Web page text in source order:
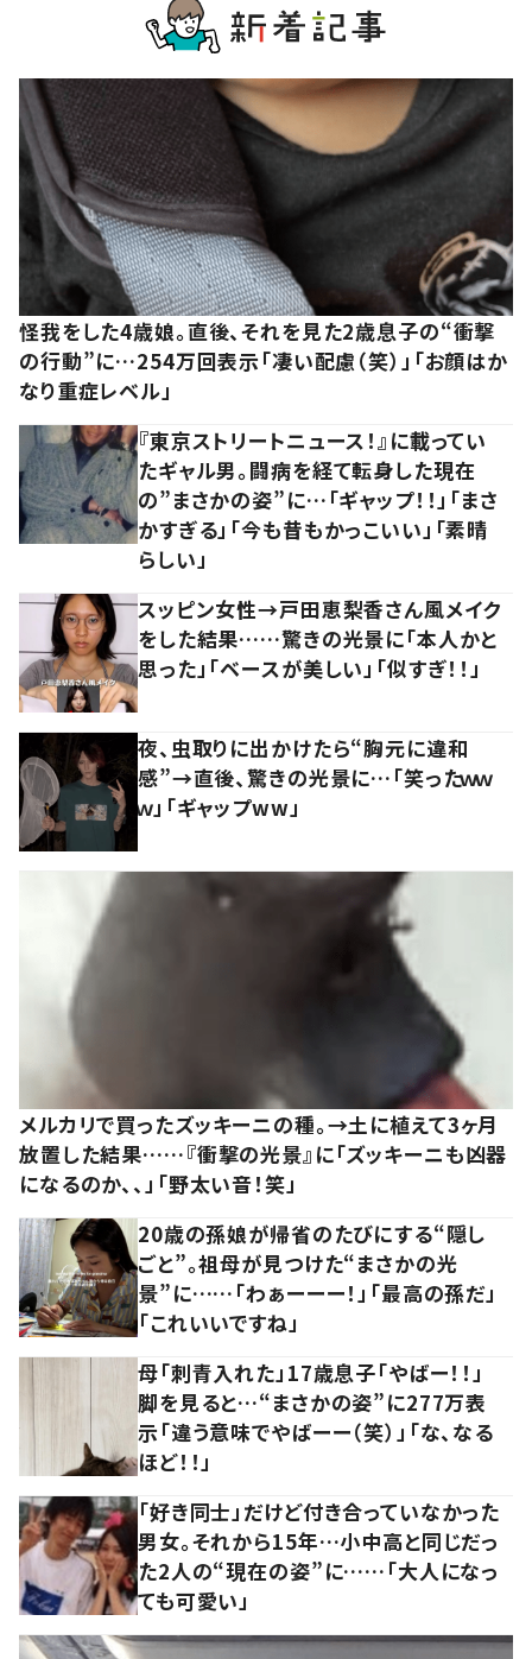
怪我をした4歳娘。直後、それを見た2歳息子の“衝撃
の行動”に…254万回表示「凄い配慮（笑）」「お顔はか
なり重症レベル」
『東京ストリートニュース！』に載ってい
たギャル男。闘病を経て転身した現在
の”まさかの姿”に…「ギャップ！！」「まさ
かすぎる」「今も昔もかっこいい」「素晴
らしい」
スッピン女性→戸田恵梨香さん風メイク
をした結果……驚きの光景に「本人かと
思った」「ベースが美しい」「似すぎ！！」
夜、虫取りに出かけたら“胸元に違和
感”→直後、驚きの光景に…「笑ったｗｗ
ｗ」「ギャップww」
メルカリで買ったズッキーニの種。→土に植えて3ヶ月
放置した結果……『衝撃の光景』に「ズッキーニも凶器
になるのか、、」「野太い音！笑」
20歳の孫娘が帰省のたびにする“隠し
ごと”。祖母が見つけた“まさかの光
景”に……「わぁーーー！」「最高の孫だ」
「これいいですね」
母「刺青入れた」17歳息子「やばー！！」
脚を見ると…“まさかの姿”に277万表
示「違う意味でやばーー（笑）」「な、なる
ほど！！」
「好き同士」だけど付き合っていなかった
男女。それから15年…小中高と同じだっ
た2人の“現在の姿”に……「大人になっ
ても可愛い」